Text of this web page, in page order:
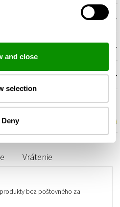
and close
selection
Deny
+
+
+
Vrátenie
bez poštovného za